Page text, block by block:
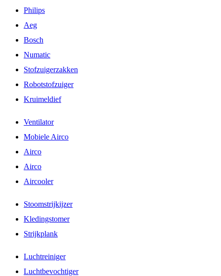
Philips
Aeg
Bosch
Numatic
Stofzuigerzakken
Robotstofzuiger
Kruimeldief
Ventilator
Mobiele Airco
Airco
Airco
Aircooler
Stoomstrijkijzer
Kledingstomer
Strijkplank
Luchtreiniger
Luchtbevochtiger